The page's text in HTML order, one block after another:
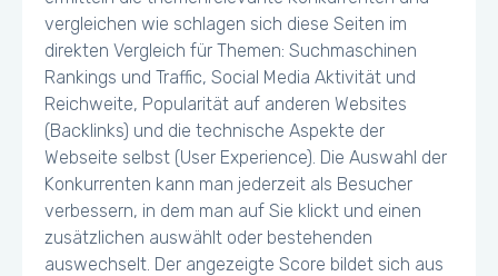
vergleichen wie schlagen sich diese Seiten im
direkten Vergleich für Themen: Suchmaschinen
Rankings und Traffic, Social Media Aktivität und
Reichweite, Popularität auf anderen Websites
(Backlinks) und die technische Aspekte der
Webseite selbst (User Experience). Die Auswahl der
Konkurrenten kann man jederzeit als Besucher
verbessern, in dem man auf Sie klickt und einen
zusätzlichen auswählt oder bestehenden
auswechselt. Der angezeigte Score bildet sich aus